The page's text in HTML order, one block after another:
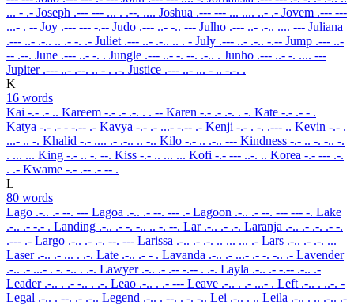
... - .- Joseph .--- --- ... . .--. .... Joshua .--- --- ... .... ..- .- Jovem .--- ---
...- . -- Joy .--- --- -.-- Judo .--- ..- -.. --- Julho .--- ..- .-.. .... --- Juliana
.--- ..- .-.. .. .- -. .- Juliet .--- ..- .-.. .. . - July .--- ..- .-.. -.-- Jump .--- ..-
-- .--. June .--- ..- -. . Jungle .--- ..- -. --. .-.. . Junho .--- ..- -. .... ---
Jupiter .--- ..- .--. .. - . .-. Justice .--- ..- ... - .. -.-. .
K
16 words
Kai -.- .- .. Kareem -.- .- .-. . . -- Karen -.- .- .-. . -. Kate -.- .- - .
Katya -.- .- - -.-- .- Kavya -.- .- ...- -.-- .- Kenji -.- . -. .--- .. Kevin -.- .
...- .. -. Khalid -.- .... .- .-.. .. -.. Kilo -.- .. .-.. --- Kindness -.- .. -. -.. -.
. ... ... King -.- .. -. --. Kiss -.- .. ... ... Kofi -.- --- ..-. .. Korea -.- --- .-.
. .- Kwame -.- .-- .- -- .
L
80 words
Lago .-.. .- --. --- Lagoa .-.. .- --. --- .- Lagoon .-.. .- --. --- --- -. Lake
.-.. .- -.- . Landing .-.. .- -. -.. .. -. --. Lar .-.. .- .-. Laranja .-.. .- .-. .- -.
.--- .- Largo .-.. .- .-. --. --- Larissa .-.. .- .-. .. ... ... .- Lars .-.. .- .-. ...
Laser .-.. .- ... . .-. Late .-.. .- - . Lavanda .-.. .- ...- .- -. -.. .- Lavender
.-.. .- ...- . -. -.. . .-. Lawyer .-.. .- .-- -.-- . .-. Layla .-.. .- -.-- .-.. .-
Leader .-.. . .- -.. . .-. Leao .-.. . .- --- Leave .-.. . .- ...- . Left .-.. . ..-. -
Legal .-.. . --. .- .-.. Legend .-.. . --. . -. -.. Lei .-.. . .. Leila .-.. . .. .-.. .-